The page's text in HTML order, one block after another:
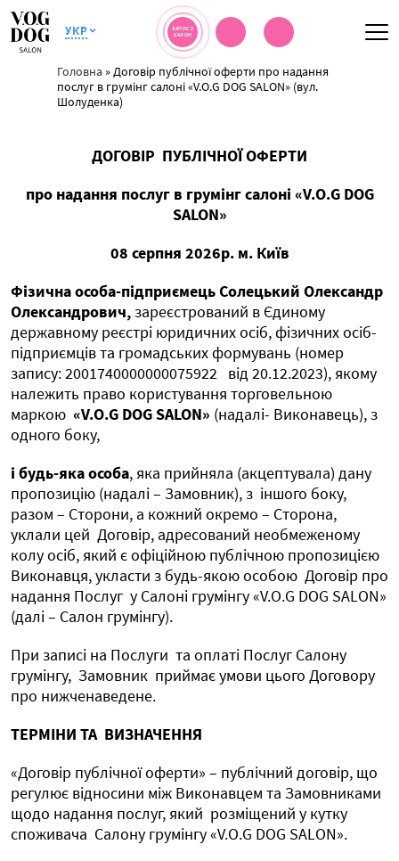
УКР
ЗАПИС У
САЛОН
Головна »Договір публічної оферти про надання
послуг в грумінг салоні «V.O.G DOG SALON» (вул.
Шолуденка)
ДОГОВІР ПУБЛІЧНОЇ ОФЕРТИ
про надання послуг в грумінг салоні «V.O.G DOG
SALON»
08 серпня 2026р. м. Київ
Фізична особа-підприємець Солецький Олександр
Олександрович, зареєстрований в Єдиному
державному реєстрі юридичних осіб, фізичних осіб-
підприємців та громадських формувань (номер
запису: 2001740000000075922 від 20.12.2023), якому
належить право користування торговельною
маркою «V.O.G DOG SALON» (надалі- Виконавець), з
одного боку,
і будь-яка особа, яка прийняла (акцептувала) дану
пропозицію (надалі – Замовник), з іншого боку,
разом – Сторони, а кожний окремо – Сторона,
уклали цей Договір, адресований необмеженому
колу осіб, який є офіційною публічною пропозицією
Виконавця, укласти з будь-якою особою Договір про
надання Послуг у Салоні грумінгу «V.O.G DOG SALON»
(далі – Салон грумінгу).
При записі на Послуги та оплаті Послуг Салону
грумінгу, Замовник приймає умови цього Договору
про нижченаведене.
ТЕРМІНИ ТА ВИЗНАЧЕННЯ
«Договір публічної оферти» – публічний договір, що
регулює відносини між Виконавцем та Замовниками
щодо надання послуг, який розміщений у кутку
споживача Салону грумінгу «V.O.G DOG SALON».